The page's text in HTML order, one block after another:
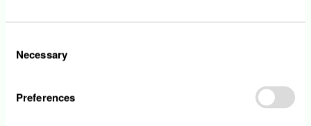
Selection
Necessary
Preferences
Esch-sur-Alzette
Compliance Officer & Secretary of the Board -